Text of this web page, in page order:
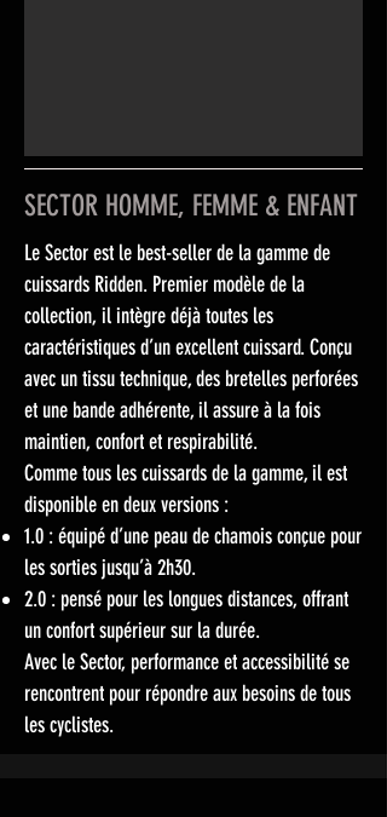
SECTOR HOMME, FEMME & ENFANT
Le Sector est le best-seller de la gamme de
cuissards Ridden. Premier modèle de la
collection, il intègre déjà toutes les
caractéristiques d’un excellent cuissard. Conçu
avec un tissu technique, des bretelles perforées
et une bande adhérente, il assure à la fois
maintien, confort et respirabilité.
Comme tous les cuissards de la gamme, il est
disponible en deux versions :
1.0 : équipé d’une peau de chamois conçue pour
les sorties jusqu’à 2h30.
2.0 : pensé pour les longues distances, offrant
un confort supérieur sur la durée.
Avec le Sector, performance et accessibilité se
rencontrent pour répondre aux besoins de tous
les cyclistes.